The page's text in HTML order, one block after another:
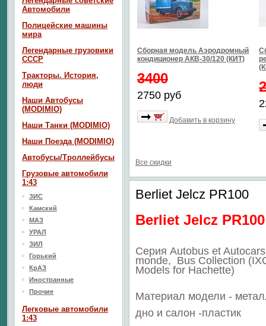
Сборная модель Аэродромный
кондиционер АКВ-30/120 (КИТ)
3400
2750 руб
Добавить в корзину
Все скидки
Berliet Jelcz PR100
Berliet Jelcz PR100
Серия Autobus et
monde, Bus Collection
Models for Hachette)
Материал модели -
дно и салон -пластик
Автомобили
Полицейские машины
мира
Легендарные грузовики
СССР
Тракторы. История,
люди
Наши Автобусы
(MODIMIO)
Наши Танки (MODIMIO)
Наши Поезда (MODIMIO)
Автобусы/Троллейбусы
Грузовые автомобили
1:43
ЗИС
Камский
МАЗ
УРАЛ
ЗИЛ
Горький
КрАЗ
Иностранные
Прочие
Легковые автомобили
1:43